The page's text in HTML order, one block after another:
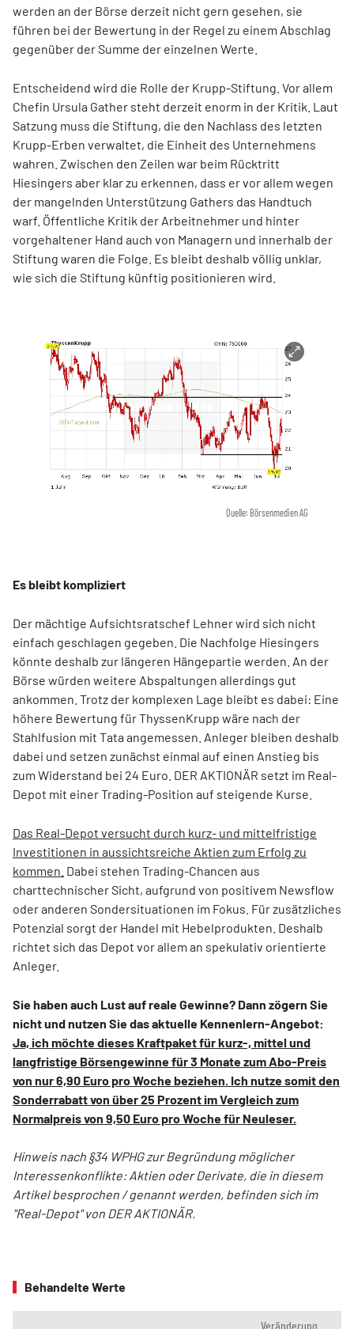
werden an der Börse derzeit nicht gern gesehen, sie
führen bei der Bewertung in der Regel zu einem Abschlag
gegenüber der Summe der einzelnen Werte.
Entscheidend wird die Rolle der Krupp-Stiftung. Vor allem
Chefin Ursula Gather steht derzeit enorm in der Kritik. Laut
Satzung muss die Stiftung, die den Nachlass des letzten
Krupp-Erben verwaltet, die Einheit des Unternehmens
wahren. Zwischen den Zeilen war beim Rücktritt
Hiesingers aber klar zu erkennen, dass er vor allem wegen
der mangelnden Unterstützung Gathers das Handtuch
warf. Öffentliche Kritik der Arbeitnehmer und hinter
vorgehaltener Hand auch von Managern und innerhalb der
Stiftung waren die Folge. Es bleibt deshalb völlig unklar,
wie sich die Stiftung künftig positionieren wird.
Quelle: Börsenmedien AG
Es bleibt kompliziert
Der mächtige Aufsichtsratschef Lehner wird sich nicht
einfach geschlagen gegeben. Die Nachfolge Hiesingers
könnte deshalb zur längeren Hängepartie werden. An der
Börse würden weitere Abspaltungen allerdings gut
ankommen. Trotz der komplexen Lage bleibt es dabei: Eine
höhere Bewertung für ThyssenKrupp wäre nach der
Stahlfusion mit Tata angemessen. Anleger bleiben deshalb
dabei und setzen zunächst einmal auf einen Anstieg bis
zum Widerstand bei 24 Euro. DER AKTIONÄR setzt im Real-
Depot mit einer Trading-Position auf steigende Kurse.
Das Real-Depot versucht durch kurz- und mittelfristige
Investitionen in aussichtsreiche Aktien zum Erfolg zu
kommen. Dabei stehen Trading-Chancen aus
charttechnischer Sicht, aufgrund von positivem Newsflow
oder anderen Sondersituationen im Fokus. Für zusätzliches
Potenzial sorgt der Handel mit Hebelprodukten. Deshalb
richtet sich das Depot vor allem an spekulativ orientierte
Anleger.
Sie haben auch Lust auf reale Gewinne? Dann zögern Sie
nicht und nutzen Sie das aktuelle Kennenlern-Angebot:
Ja, ich möchte dieses Kraftpaket für kurz-, mittel und
langfristige Börsengewinne für 3 Monate zum Abo-Preis
von nur 6,90 Euro pro Woche beziehen. Ich nutze somit den
Sonderrabatt von über 25 Prozent im Vergleich zum
Normalpreis von 9,50 Euro pro Woche für Neuleser.
Hinweis nach §34 WPHG zur Begründung möglicher
Interessenkonflikte: Aktien oder Derivate, die in diesem
Artikel besprochen / genannt werden, befinden sich im
"Real-Depot" von DER AKTIONÄR.
Behandelte Werte
Veränderung